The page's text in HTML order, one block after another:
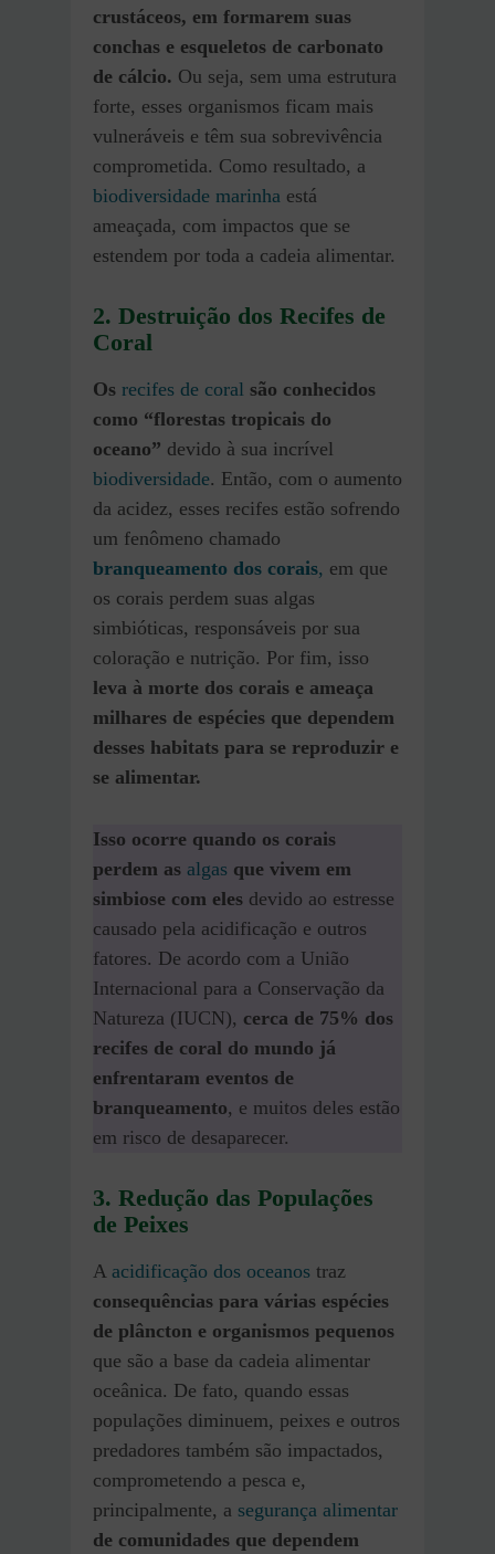
crustáceos, em formarem suas
conchas e esqueletos de carbonato
de cálcio. Ou seja, sem uma estrutura
forte, esses organismos ficam mais
vulneráveis e têm sua sobrevivência
comprometida. Como resultado, a
biodiversidade marinha está
ameaçada, com impactos que se
estendem por toda a cadeia alimentar.
2. Destruição dos Recifes de
Coral
Os recifes de coral são conhecidos
como “florestas tropicais do
oceano” devido à sua incrível
biodiversidade. Então, com o aumento
da acidez, esses recifes estão sofrendo
um fenômeno chamado
branqueamento dos corais, em que
os corais perdem suas algas
simbióticas, responsáveis por sua
coloração e nutrição. Por fim, isso
leva à morte dos corais e ameaça
milhares de espécies que dependem
desses habitats para se reproduzir e
se alimentar.
Isso ocorre quando os corais
perdem as algas que vivem em
simbiose com eles devido ao estresse
causado pela acidificação e outros
fatores. De acordo com a União
Internacional para a Conservação da
Natureza (IUCN), cerca de 75% dos
recifes de coral do mundo já
enfrentaram eventos de
branqueamento, e muitos deles estão
em risco de desaparecer.
3. Redução das Populações
de Peixes
A acidificação dos oceanos traz
consequências para várias espécies
de plâncton e organismos pequenos
que são a base da cadeia alimentar
oceânica. De fato, quando essas
populações diminuem, peixes e outros
predadores também são impactados,
comprometendo a pesca e,
principalmente, a segurança alimentar
de comunidades que dependem